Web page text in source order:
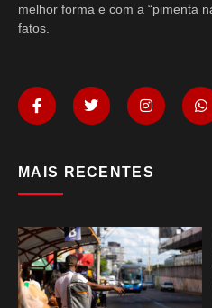
melhor forma e com a “pimenta
fatos.
MAIS RECENTES